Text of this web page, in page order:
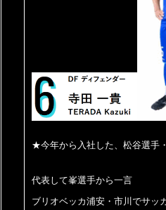
★今年から入社した、松谷選手
代表して峯選手から一言
ブリオベッカ浦安・市川でサッ